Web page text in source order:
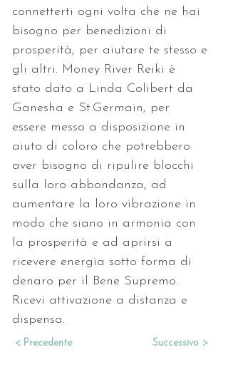
connetterti ogni volta che ne hai
bisogno per benedizioni di
prosperità, per aiutare te stesso e
gli altri. Money River Reiki è
stato dato a Linda Colibert da
Ganesha e St.Germain, per
essere messo a disposizione in
aiuto di coloro che potrebbero
aver bisogno di ripulire blocchi
sulla loro abbondanza, ad
aumentare la loro vibrazione in
modo che siano in armonia con
la prosperità e ad aprirsi a
ricevere energia sotto forma di
denaro per il Bene Supremo.
Ricevi attivazione a distanza e
dispensa.
< Precedente Successivo >